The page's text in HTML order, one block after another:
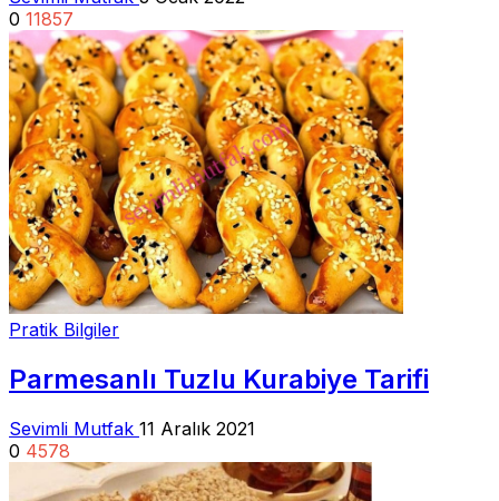
0 11857
Pratik Bilgiler
Parmesanlı Tuzlu Kurabiye Tarifi
Sevimli Mutfak 11 Aralık 2021
0 4578